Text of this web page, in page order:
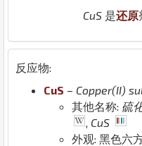
CuS是还原
反应物:
CuS – Copper(II)
其他名称: 硫
CuS
外观: 黑色六